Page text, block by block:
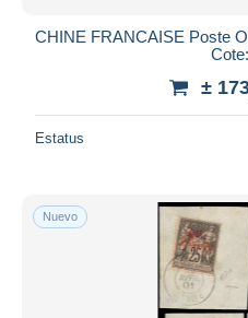
CHINE FRANCAISE Poste
±
Estatus
Nuevo